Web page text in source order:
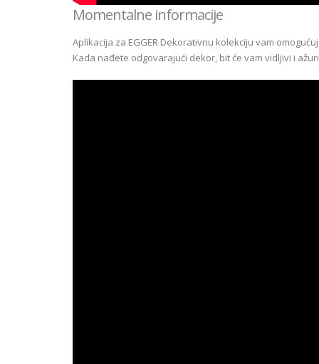
Momentalne informacije
Aplikacija za EGGER Dekorativnu kolekciju vam
Kada nađete odgovarajući dekor, bit će vam vidljivi i